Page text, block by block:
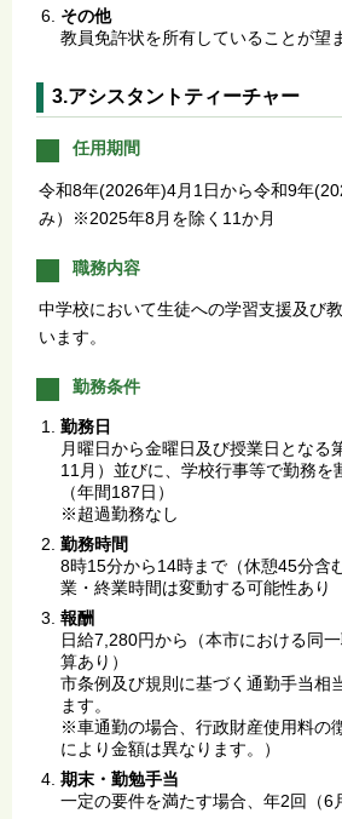
その他
教員免許状を所有していることが望
3.アシスタントティーチャー
任用期間
令和8年(2026年)4月1日から令和9年
み）※2025年8月を除く11か月
職務内容
中学校において生徒への学習支援及び
います。
勤務条件
勤務日
月曜日から金曜日及び授業日となる
11月）並びに、学校行事等で勤務を
（年間187日）
※超過勤務なし
勤務時間
8時15分から14時まで（休憩45分含
業・終業時間は変動する可能性あり
報酬
日給7,280円から（本市における同
算あり）
市条例及び規則に基づく通勤手当相
ます。
※車通勤の場合、行政財産使用料の
により金額は異なります。）
期末・勤勉手当
一定の要件を満たす場合、年2回（6